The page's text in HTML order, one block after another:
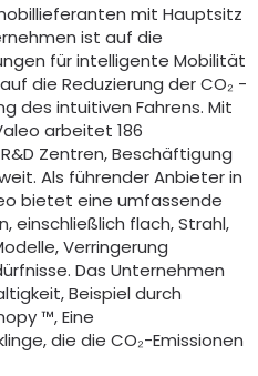
mit Hauptsitz
ist auf die
für intelligente Mobilität
die Reduzierung der CO₂ -
des intuitiven Fahrens. Mit
arbeitet 186
Zentren, Beschäftigung
Als führender Anbieter in
bietet eine umfassende
einschließlich flach, Strahl,
Verringerung
Das Unternehmen
Beispiel durch
™, Eine
die die CO₂-Emissionen